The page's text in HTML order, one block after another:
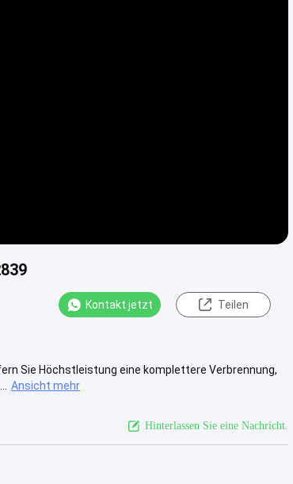
Kontakt jetzt Teilen
Sie Höchstleistung eine komplettere Verbrennung,
Ansicht mehr
Hinterlassen Sie eine Nachricht.